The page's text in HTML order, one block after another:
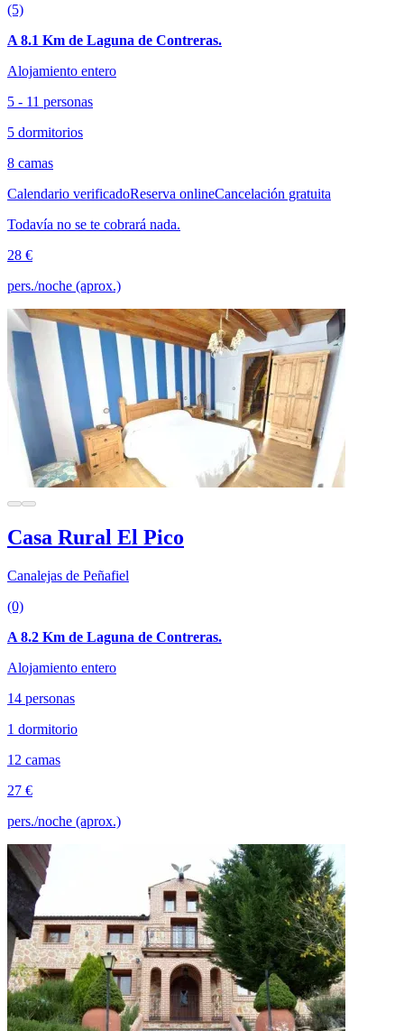
(5)
A 8.1 Km de Laguna de Contreras.
Alojamiento entero
5 - 11 personas
5 dormitorios
8 camas
Calendario verificadoReserva onlineCancelación gratuita
Todavía no se te cobrará nada.
28 €
pers./noche (aprox.)
Casa Rural El Pico
Canalejas de Peñafiel
(0)
A 8.2 Km de Laguna de Contreras.
Alojamiento entero
14 personas
1 dormitorio
12 camas
27 €
pers./noche (aprox.)